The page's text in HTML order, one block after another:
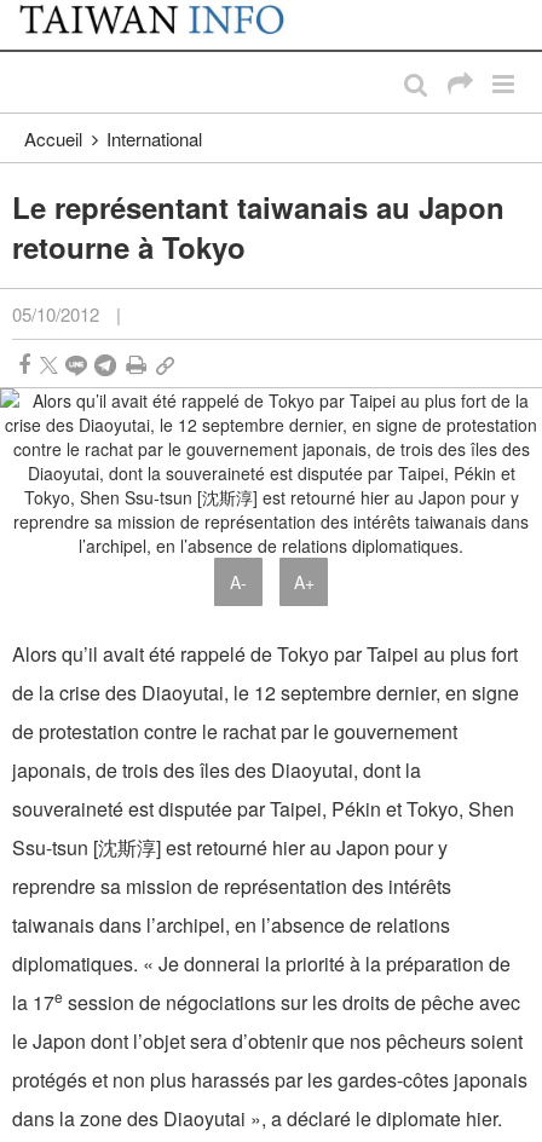
Passer au contenu principal
:::
Accueil International
Le représentant taiwanais au Japon
retourne à Tokyo
05/10/2012 |
A- A+
Alors qu’il avait été rappelé de Tokyo par Taipei au plus fort
de la crise des Diaoyutai, le 12 septembre dernier, en signe
de protestation contre le rachat par le gouvernement
japonais, de trois des îles des Diaoyutai, dont la
souveraineté est disputée par Taipei, Pékin et Tokyo, Shen
Ssu-tsun [沈斯淳] est retourné hier au Japon pour y
reprendre sa mission de représentation des intérêts
taiwanais dans l’archipel, en l’absence de relations
diplomatiques. « Je donnerai la priorité à la préparation de
la 17e session de négociations sur les droits de pêche avec
le Japon dont l’objet sera d’obtenir que nos pêcheurs soient
protégés et non plus harassés par les gardes-côtes japonais
dans la zone des Diaoyutai », a déclaré le diplomate hier.